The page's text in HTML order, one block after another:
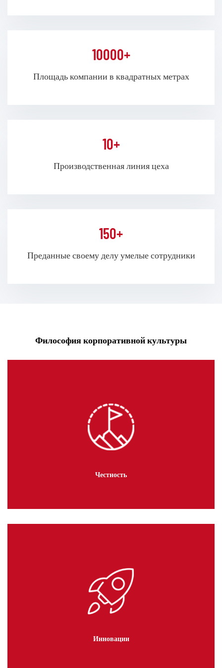
Придерживаясь философии бизнеса «клиент на первом
профессиональное обслуживание», компания
10000+
Площадь компании в квадратных метрах
10+
Производственная линия цеха
150+
Преданные своему делу умелые сотрудники
Философия корпоративной культуры
Честность
Инновации